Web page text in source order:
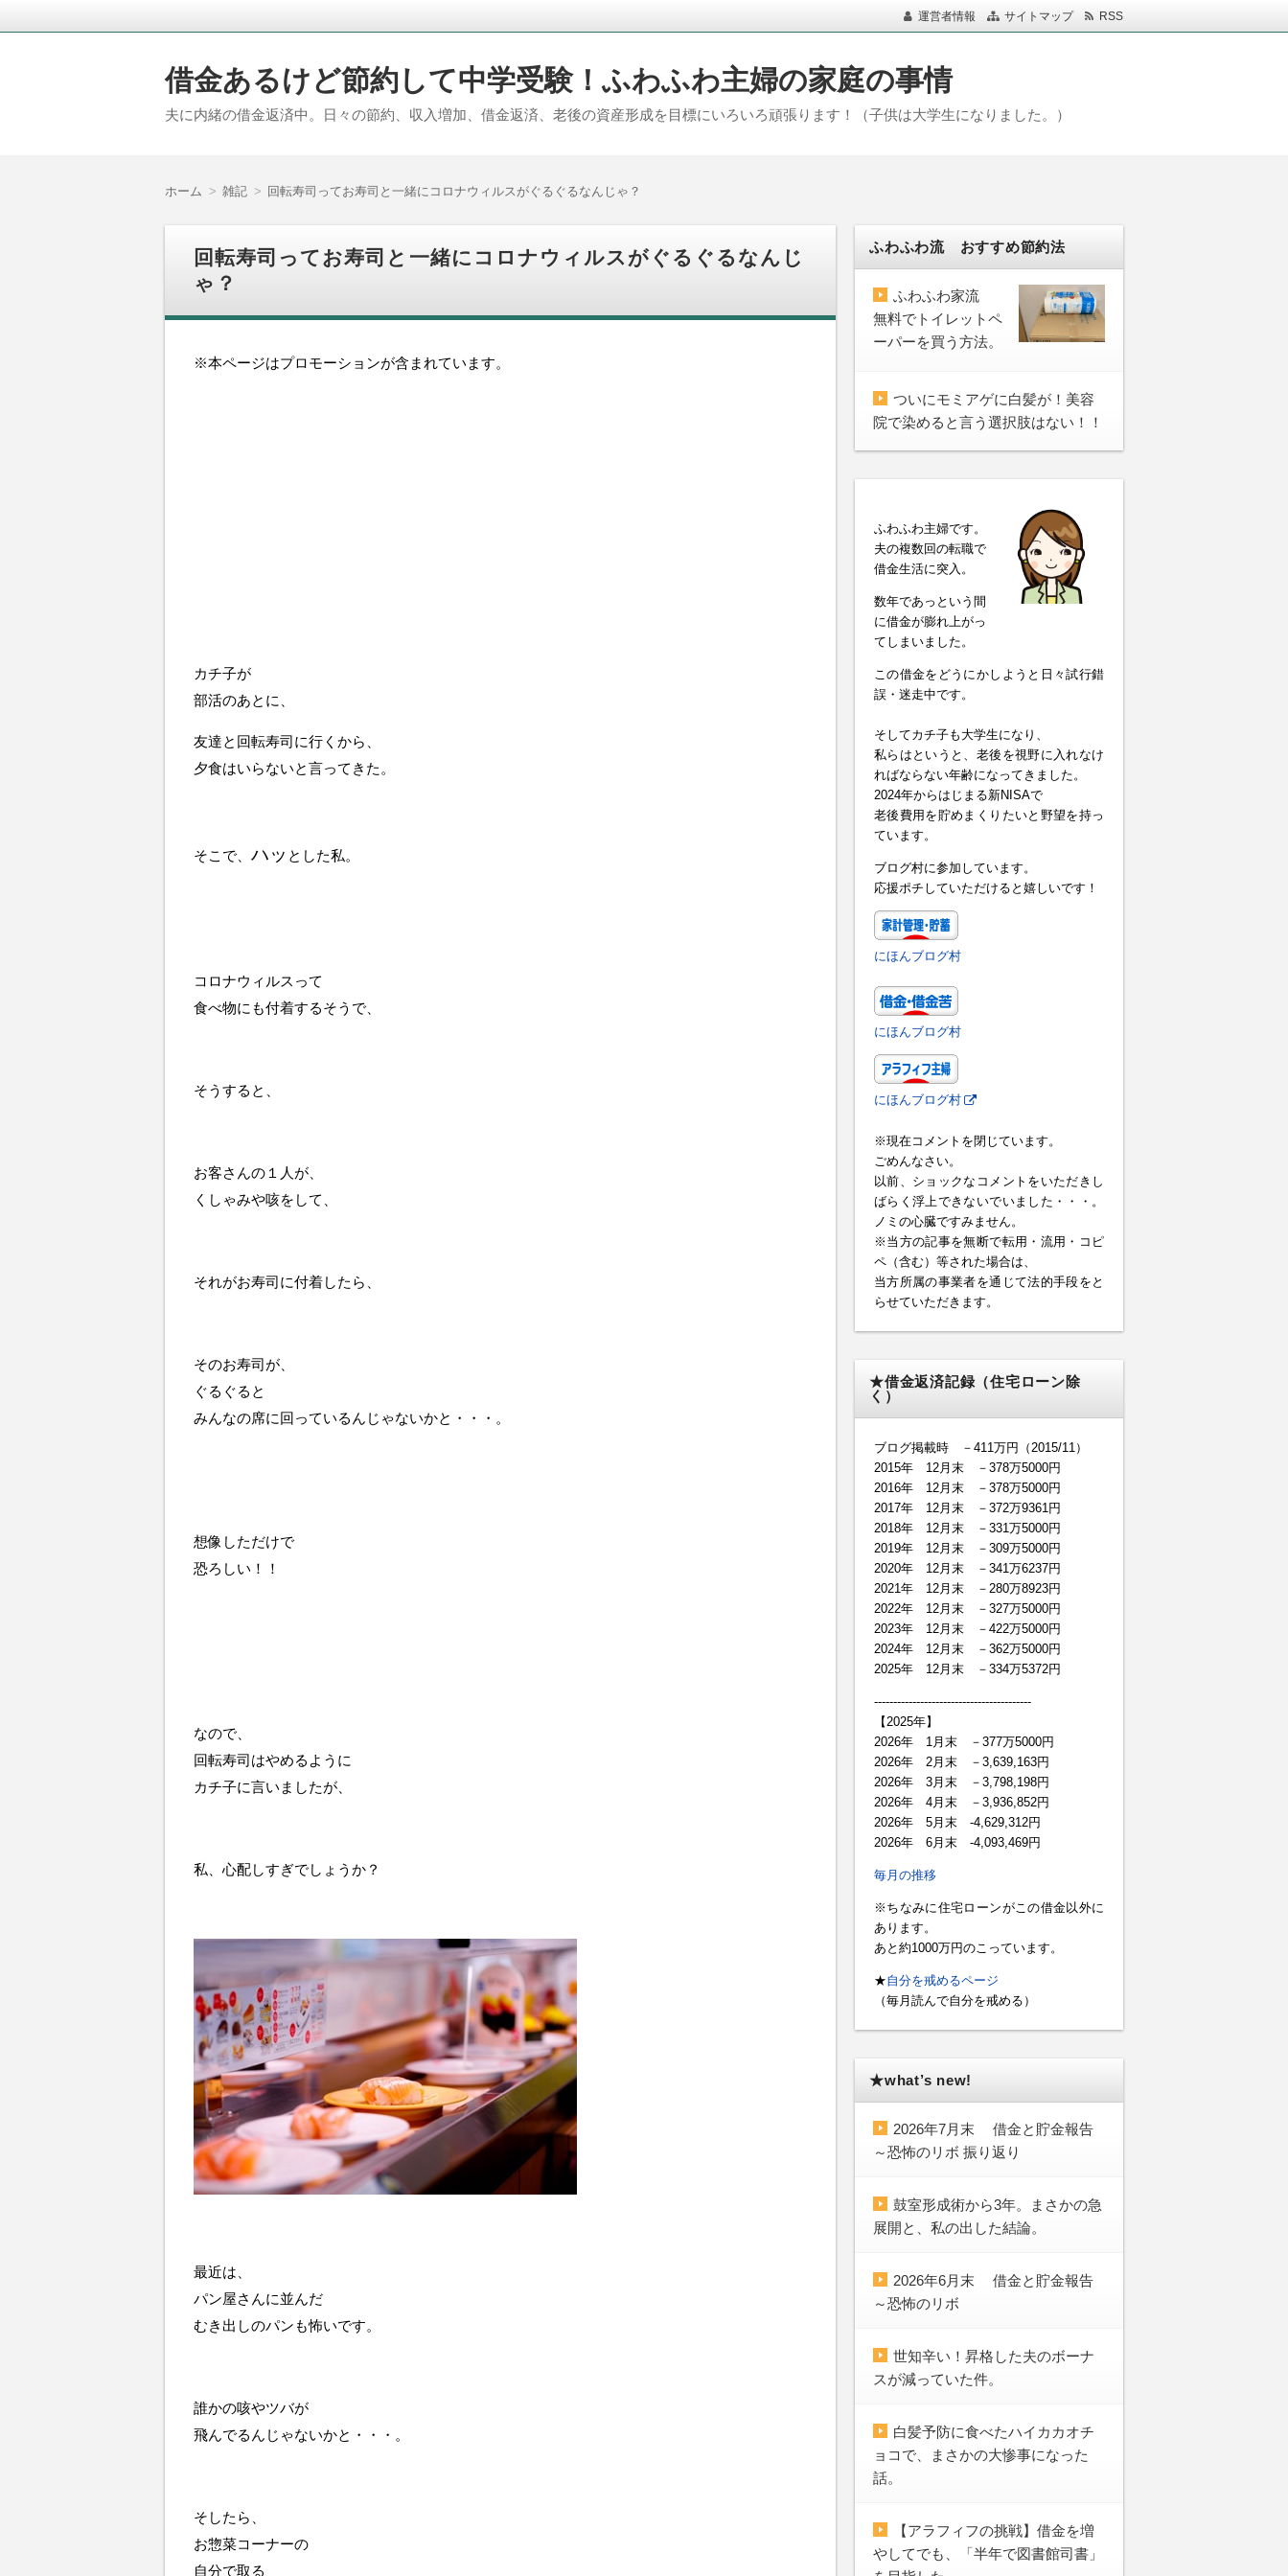
運営者情報 サイトマップ RSS
借金あるけど節約して中学受験！ふわふわ主婦の家庭の事情
夫に内緒の借金返済中。日々の節約、収入増加、借金返済、老後の資産形成を目標にいろいろ頑張ります！（子供は大学生になりました。）
ホーム 雑記 回転寿司ってお寿司と一緒にコロナウィルスがぐるぐるなんじゃ？
回転寿司ってお寿司と一緒にコロナウィルスがぐるぐるなんじ
ゃ？
※本ページはプロモーションが含まれています。
カチ子が
部活のあとに、
友達と回転寿司に行くから、
夕食はいらないと言ってきた。
そこで、 ハッ とした私。
コロナウィルスって
食べ物にも付着するそうで、
そうすると、
お客さんの１人が、
くしゃみや咳をして、
それがお寿司に付着したら、
そのお寿司が、
ぐるぐると
みんなの席に回っているんじゃないかと・・・。
想像しただけで
恐ろしい！！
なので、
回転寿司はやめるように
カチ子に言いましたが、
私、心配しすぎでしょうか？
最近は、
パン屋さんに並んだ
むき出しのパンも怖いです。
誰かの咳やツバが
飛んでるんじゃないかと・・・。
そしたら、
お惣菜コーナーの
自分で取る
ふわふわ流 おすすめ節約法
ふわふわ家流
無料でトイレットペ
ーパーを買う方法。
ついにモミアゲに白髪が！美容
院で染めると言う選択肢はない！！
ふわふわ主婦です。
夫の複数回の転職で
借金生活に突入。
数年であっという間
に借金が膨れ上がっ
てしまいました。
この借金をどうにかしようと日々試行錯
誤・迷走中です。
そしてカチ子も大学生になり、
私らはというと、老後を視野に入れなけ
ればならない年齢になってきました。
2024年からはじまる新NISAで
老後費用を貯めまくりたいと野望を持っ
ています。
ブログ村に参加しています。
応援ポチしていただけると嬉しいです！
にほんブログ村
にほんブログ村
にほんブログ村
※現在コメントを閉じています。
ごめんなさい。
以前、ショックなコメントをいただきし
ばらく浮上できないでいました・・・。
ノミの心臓ですみません。
※当方の記事を無断で転用・流用・コピ
ペ（含む）等された場合は、
当方所属の事業者を通じて法的手段をと
らせていただきます。
★借金返済記録（住宅ローン除
く）
ブログ掲載時 －411万円（2015/11）
2015年 12月末 －378万5000円
2016年 12月末 －378万5000円
2017年 12月末 －372万9361円
2018年 12月末 －331万5000円
2019年 12月末 －309万5000円
2020年 12月末 －341万6237円
2021年 12月末 －280万8923円
2022年 12月末 －327万5000円
2023年 12月末 －422万5000円
2024年 12月末 －362万5000円
2025年 12月末 －334万5372円
-----------------------------------------
【2025年】
2026年 1月末 －377万5000円
2026年 2月末 －3,639,163円
2026年 3月末 －3,798,198円
2026年 4月末 －3,936,852円
2026年 5月末 -4,629,312円
2026年 6月末 -4,093,469円
毎月の推移
※ちなみに住宅ローンがこの借金以外に
あります。
あと約1000万円のこっています。
★自分を戒めるページ
（毎月読んで自分を戒める）
★what’s new!
2026年7月末 借金と貯金報告
～恐怖のリボ 振り返り
鼓室形成術から3年。まさかの急
展開と、私の出した結論。
2026年6月末 借金と貯金報告
～恐怖のリボ
世知辛い！昇格した夫のボーナ
スが減っていた件。
白髪予防に食べたハイカカオチ
ョコで、まさかの大惨事になった
話。
【アラフィフの挑戦】借金を増
やしてでも、「半年で図書館司書」